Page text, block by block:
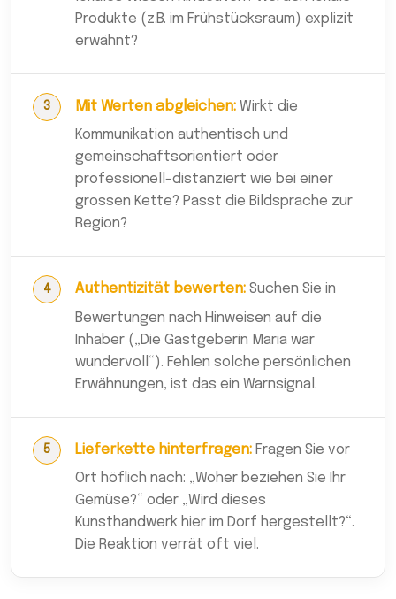
Produkte (z.B. im Frühstücksraum) explizit
erwähnt?
Mit Werten abgleichen: Wirkt die
Kommunikation authentisch und
gemeinschaftsorientiert oder
professionell-distanziert wie bei einer
grossen Kette? Passt die Bildsprache zur
Region?
Authentizität bewerten: Suchen Sie in
Bewertungen nach Hinweisen auf die
Inhaber („Die Gastgeberin Maria war
wundervoll“). Fehlen solche persönlichen
Erwähnungen, ist das ein Warnsignal.
Lieferkette hinterfragen: Fragen Sie vor
Ort höflich nach: „Woher beziehen Sie Ihr
Gemüse?“ oder „Wird dieses
Kunsthandwerk hier im Dorf hergestellt?“.
Die Reaktion verrät oft viel.